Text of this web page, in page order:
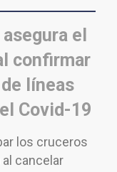
el
confirmar
líneas
Covid-19
los cruceros
cancelar